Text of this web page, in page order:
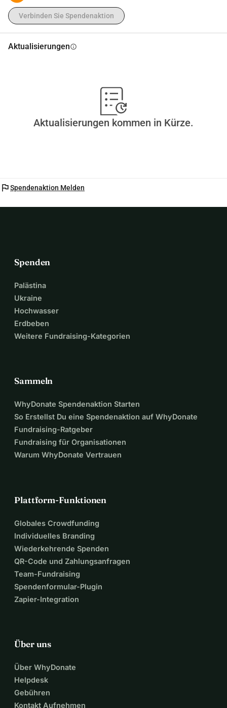
Verbinden Sie Spendenaktion
Aktualisierungeninfo
Aktualisierungen kommen in Kürze.
flagSpendenaktion Melden
Spenden
Palästina
Ukraine
Hochwasser
Erdbeben
Weitere Fundraising-Kategorien
Sammeln
WhyDonate Spendenaktion Starten
So Erstellst Du eine Spendenaktion auf WhyDonate
Fundraising-Ratgeber
Fundraising für Organisationen
Warum WhyDonate Vertrauen
Plattform-Funktionen
Globales Crowdfunding
Individuelles Branding
Wiederkehrende Spenden
QR-Code und Zahlungsanfragen
Team-Fundraising
Spendenformular-Plugin
Zapier-Integration
Über uns
Über WhyDonate
Helpdesk
Gebühren
Kontakt Aufnehmen